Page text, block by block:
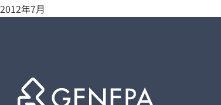
2012年7月